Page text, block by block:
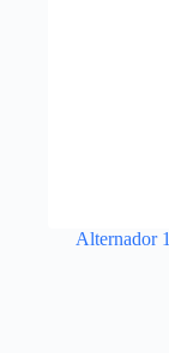
Alternador